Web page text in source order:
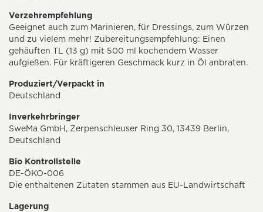
Verzehrempfehlung
Geeignet auch zum Marinieren, für Dressings, zum Würzen
und zu vielem mehr! Zubereitungsempfehlung: Einen
gehäuften TL (13 g) mit 500 ml kochendem Wasser
aufgießen. Für kräftigeren Geschmack kurz in Öl anbraten.
Produziert/Verpackt in
Deutschland
Inverkehrbringer
SweMa GmbH, Zerpenschleuser Ring 30, 13439 Berlin,
Deutschland
Bio Kontrollstelle
DE-ÖKO-006
Die enthaltenen Zutaten stammen aus EU-Landwirtschaft
Lagerung